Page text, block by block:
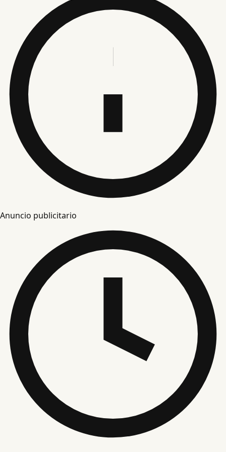
Anuncio publicitario